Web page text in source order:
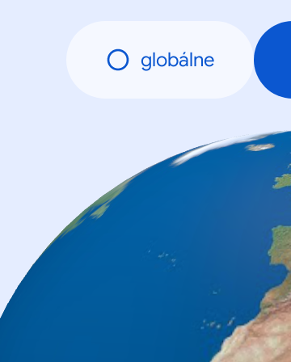
globálne